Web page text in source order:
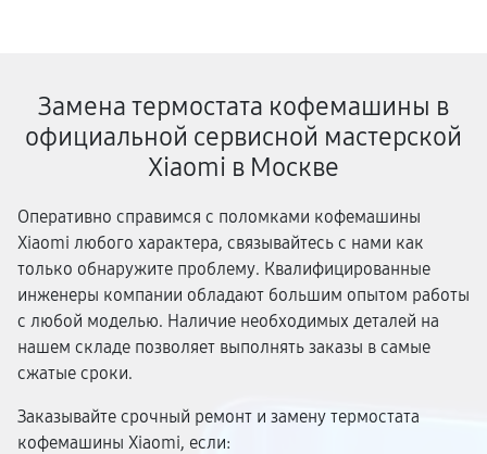
Замена термостата кофемашины в
официальной сервисной мастерской
Xiaomi в Москве
Оперативно справимся с поломками кофемашины
Xiaomi любого характера, связывайтесь с нами как
только обнаружите проблему. Квалифицированные
инженеры компании обладают большим опытом работы
с любой моделью. Наличие необходимых деталей на
нашем складе позволяет выполнять заказы в самые
сжатые сроки.
Заказывайте срочный ремонт и замену термостата
кофемашины Xiaomi, если: